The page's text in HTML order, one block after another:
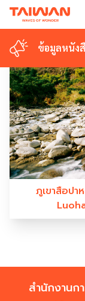
ข้อมูลหนัง
ข้อมูลหนัง
ภูเขาสือป
สำนักงานก